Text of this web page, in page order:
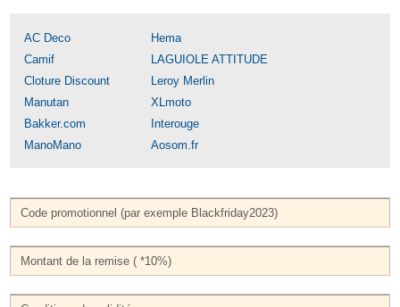
AC Deco
Hema
Camif
LAGUIOLE ATTITUDE
Cloture Discount
Leroy Merlin
Manutan
XLmoto
Bakker.com
Interouge
ManoMano
Aosom.fr